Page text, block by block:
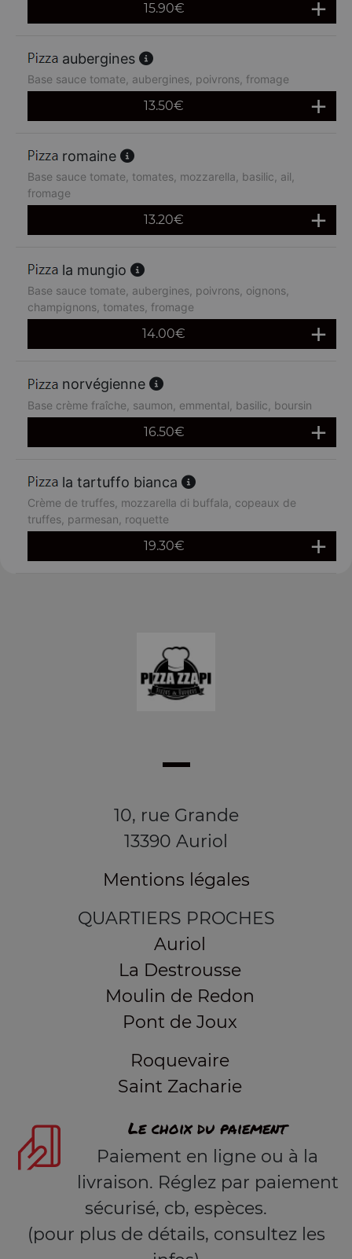
15.90€
aubergines
Base sauce tomate, aubergines, poivrons, fromage
13.50€
romaine
Base sauce tomate, tomates, mozzarella, basilic, ail,
fromage
13.20€
la mungio
Base sauce tomate, aubergines, poivrons, oignons,
champignons, tomates, fromage
14.00€
norvégienne
Base crème fraîche, saumon, emmental, basilic, boursin
16.50€
la tartuffo bianca
Crème de truffes, mozzarella di buffala, copeaux de
truffes, parmesan, roquette
19.30€
10, rue Grande
13390 Auriol
Mentions légales
QUARTIERS PROCHES
Auriol
La Destrousse
Moulin de Redon
Pont de Joux
Roquevaire
Saint Zacharie
Le choix du paiement
Paiement en ligne ou à la
livraison. Réglez par paiement
sécurisé, cb, espèces.
(pour plus de détails, consultez les